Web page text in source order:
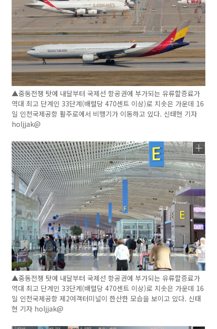
▲중동전쟁 탓에 내달부터 국제선 항공권에 부가되는 유류할증료가
역대 최고 단계인 33단계(배럴당 470센트 이상)로 치솟은 가운데 16
일 인천국제공항 활주로에서 비행기가 이동하고 있다. 신태현 기자
holjjak@
▲중동전쟁 탓에 내달부터 국제선 항공권에 부가되는 유류할증료가
역대 최고 단계인 33단계(배럴당 470센트 이상)로 치솟은 가운데 16
일 인천국제공항 제2여객터미널이 한산한 모습을 보이고 있다. 신태
현 기자 holjjak@